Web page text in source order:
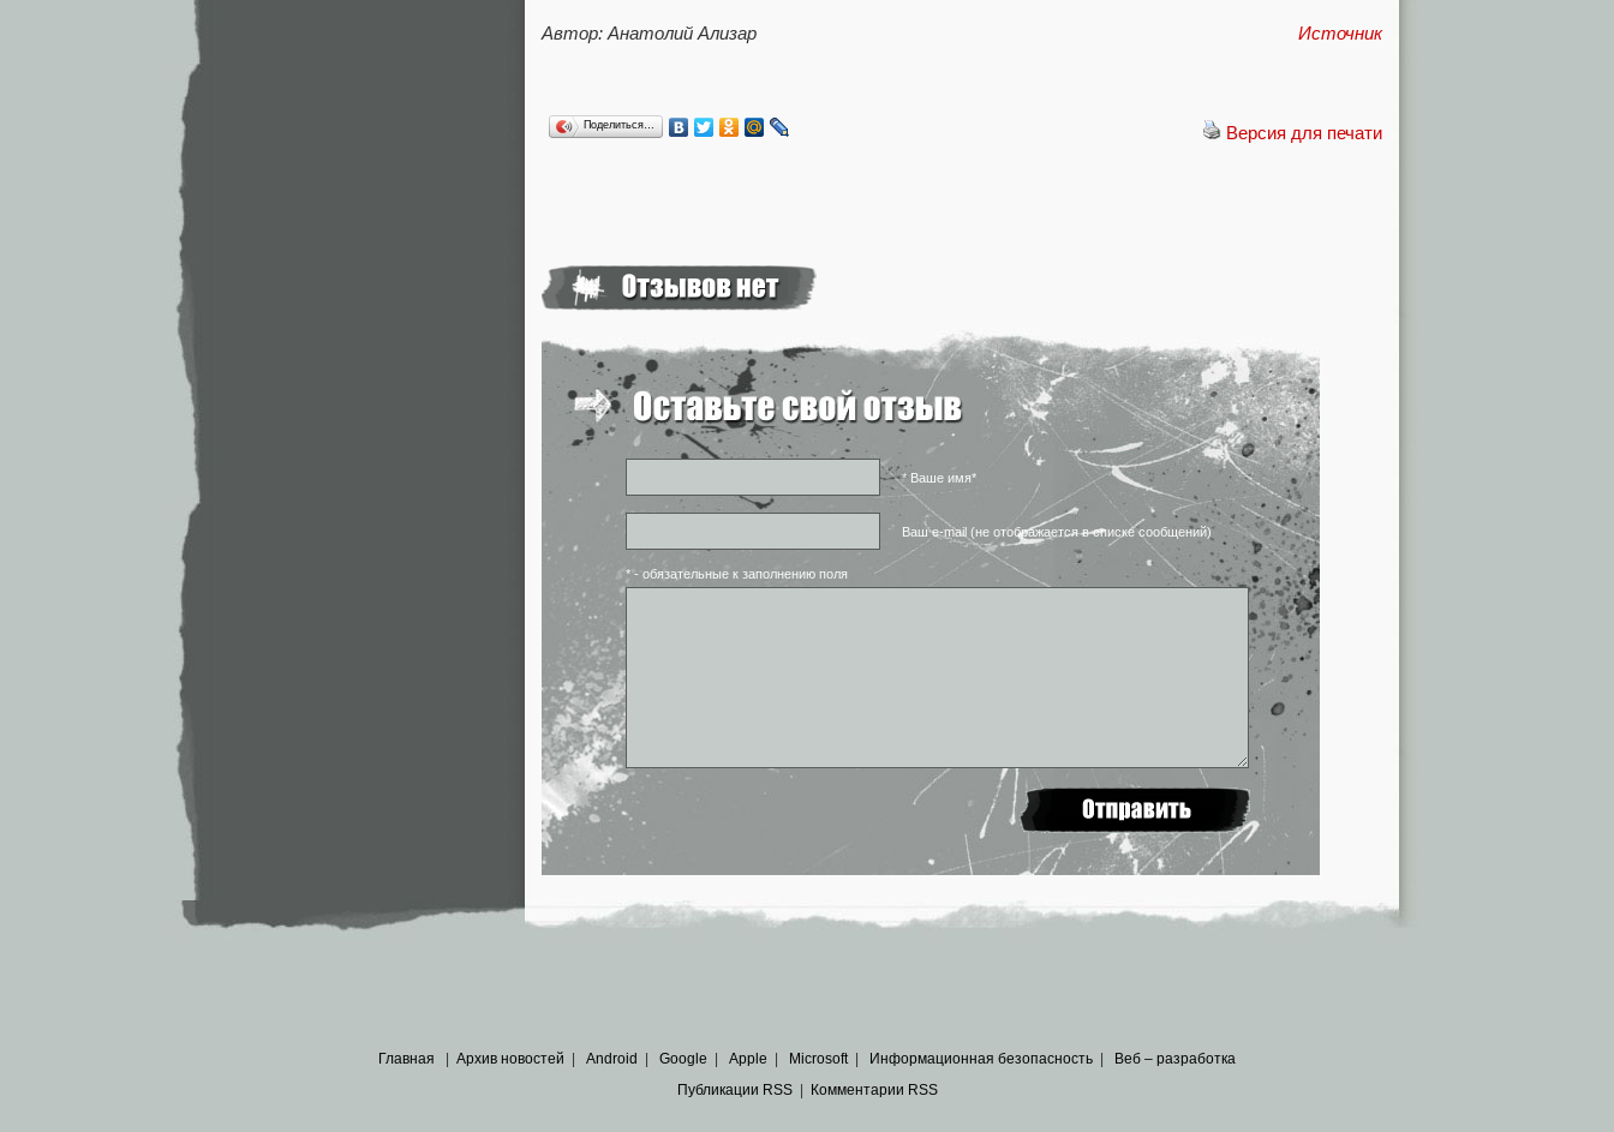
Автор: Анатолий Ализар Источник
Версия для печати
Поделиться…
* Ваше имя*
Ваш e-mail (не отображается в списке сообщений)
* - обязательные к заполнению поля
Главная | Архив новостей | Android | Google | Apple | Microsoft | Информационная безопасность | Веб – разработка
Публикации RSS| Комментарии RSS